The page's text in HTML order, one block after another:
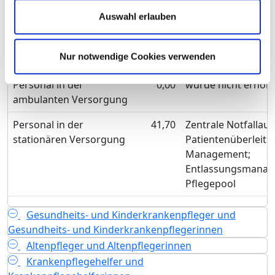
Auswahl erlauben
Nur notwendige Cookies verwenden
Personal mit direktem
Beschäftigungsverhältnis
41,70
Personal ohne direktes
Beschäftigungsverhältnis
0,00
Personal in der
ambulanten Versorgung
0,00 wurde nicht
Personal in der
stationären Versorgung
41,70
Zentrale
Management;
Pflegepool
Gesundheits- und Kinderkrankenpfleger und
Gesundheits- und Kinderkrankenpflegerinnen
Altenpfleger und Altenpflegerinnen
Krankenpflegehelfer und